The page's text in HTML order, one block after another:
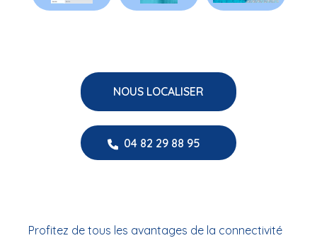
NOUS LOCALISER
04 82 29 88 95
Profitez de tous les avantages de la connectivité